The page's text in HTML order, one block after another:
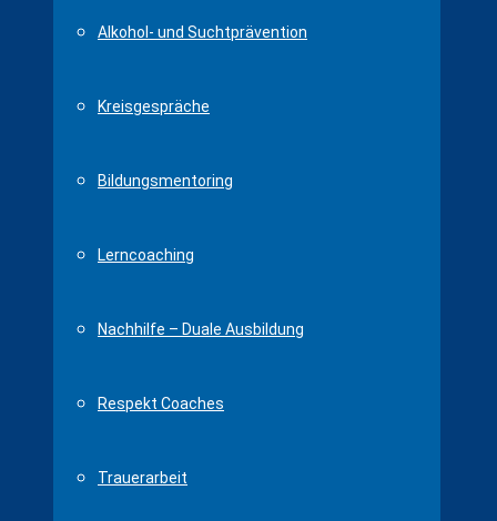
Alkohol- und Suchtprävention
Kreisgespräche
Bildungsmentoring
Lerncoaching
Nachhilfe – Duale Ausbildung
Respekt Coaches
Trauerarbeit